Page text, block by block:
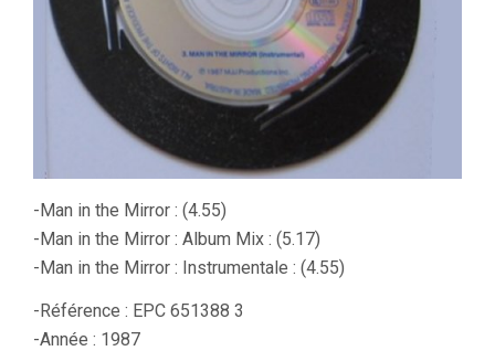
-Man in the Mirror : (4.55)
-Man in the Mirror : Album Mix : (5.17)
-Man in the Mirror : Instrumentale : (4.55)
-Référence : EPC 651388 3
-Année : 1987